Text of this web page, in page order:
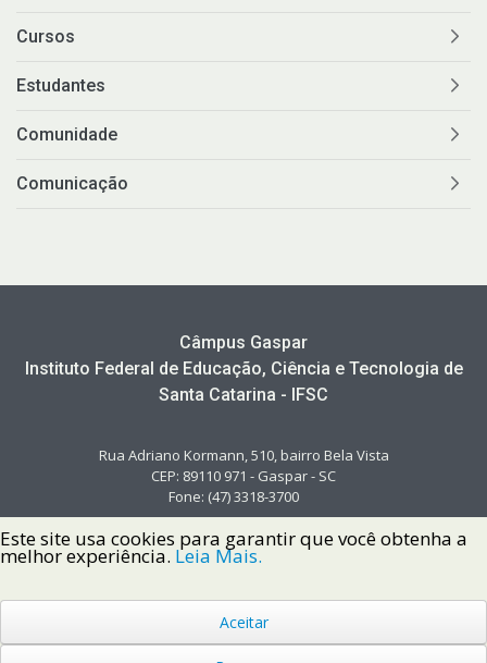
Cursos
Estudantes
Comunidade
Comunicação
Câmpus Gaspar
Instituto Federal de Educação, Ciência e Tecnologia de
Santa Catarina - IFSC
Rua Adriano Kormann, 510, bairro Bela Vista
CEP: 89110 971 - Gaspar - SC
Fone: (47) 3318-3700
Copyright © 2022 Instituto Federal de Santa Catarina IFSC
Todos os Direitos Reservados.
Este site usa cookies para garantir que você obtenha a
melhor experiência. Leia Mais.
Aceitar